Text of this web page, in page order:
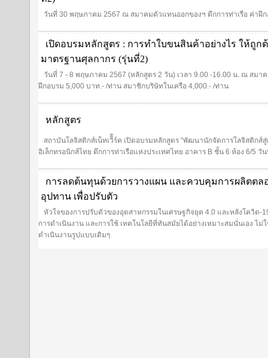
วันที่ 30 พฤษภาคม 2567 ณ สมาคมตัวแทนออกของฯ ตึกการท่าเรือ ค่าฝึ
เปิดอบรมหลักสูตร : การทำใบขนสินค้าอย่างไร ให้ถูก
มาตรฐานศุลกากร (รุ่นที่2)
วันที่ 7 - 8 พฤษภาคม 2567 (หลักสูตร 2 วัน) เวลา 9.00 -16.00 น. ณ สมา
ฝึกอบรม 5,000 บาท.- /ท่าน สมาชิกบริษัทในเครือ 4,000.- /ท่าน
หลักสูตร
สถาบันโลจิสติกส์เน็ทเวิิิร์ค เปิดอบรมหลักสูตร "พัฒนานักจัดการโลจิสติก
อิเล็กทรอนิกส์ไทย ตึกการท่าเรือแห่งประเทศไทย อาคาร B ชั้น 6 ห้อง 6/5
การลดต้นทุนด้วยการวางแผน และควบคุมการผลิตตล
อุปทาน เพื่อปรับตัว
หัวใจของการปรับตัวของอุตสาหกรรมในเศรษฐกิจยุค 4.0 และหลังโควิด-
การดำเนินงาน และการใช้ เทคโนโลยีที่ทันสมัยได้อย่างเหมาะสมนั่นเอง ไ
ดำเนินงานรูปแบบเดิมๆ